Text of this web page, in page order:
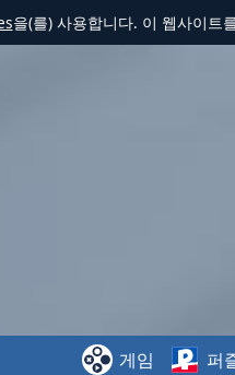
을(를) 사용합니다. 이 웹사이트
게임 퍼